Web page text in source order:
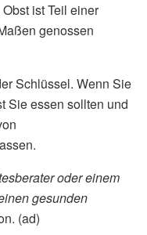
ist Teil einer
genossen
Schlüssel. Wenn Sie
Sie essen sollten und
oder einem
gesunden
(ad)